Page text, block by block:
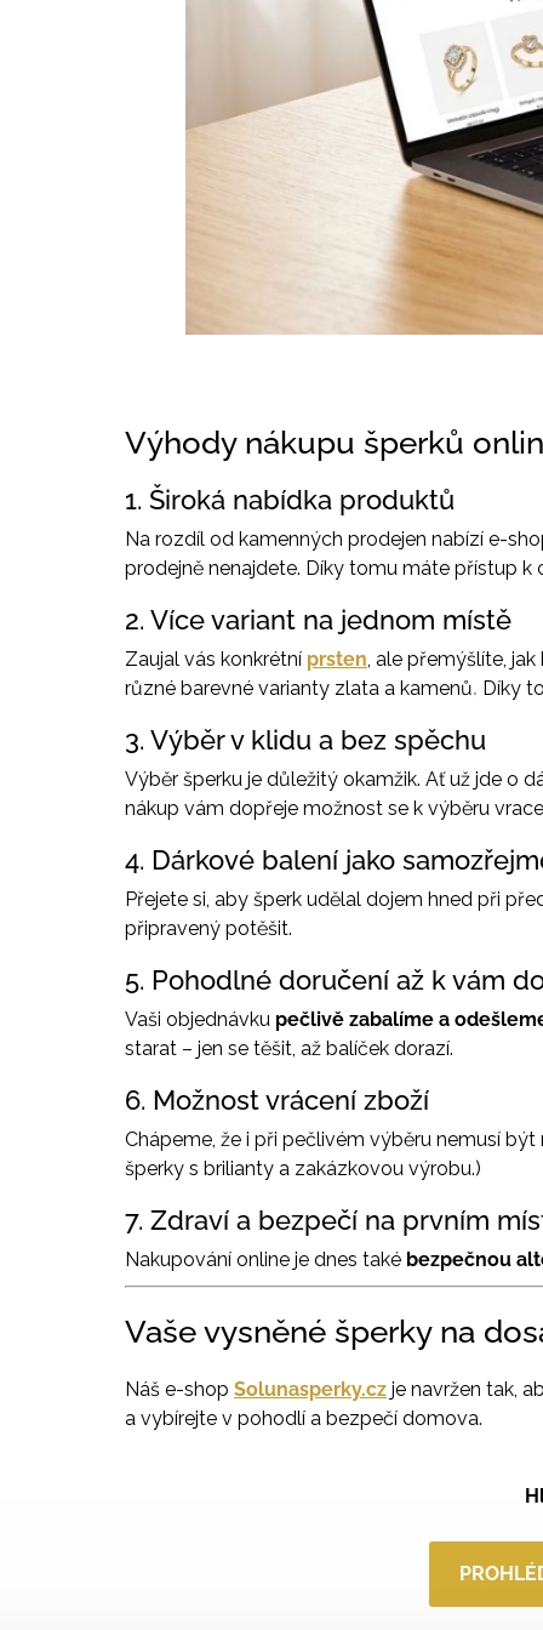
Výhody nákupu šperků
1. Široká nabídka produktů
Na rozdíl od kamenných prodejen nabízí e-
prodejně nenajdete. Díky tomu máte přístup
2. Více variant na jednom místě
Zaujal vás konkrétní prsten, ale přemýšlíte,
různé barevné varianty zlata a kamenů. Díky
3. Výběr v klidu a bez spěchu
Výběr šperku je důležitý okamžik. Ať už jde o
nákup vám dopřeje možnost se k výběru
4. Dárkové balení jako
Přejete si, aby šperk udělal dojem hned při
připravený potěšit.
5. Pohodlné doručení až k vám
Vaši objednávku pečlivě zabalíme a
starat – jen se těšit, až balíček dorazí.
6. Možnost vrácení zboží
Chápeme, že i při pečlivém výběru nemusí
šperky s brilianty a zakázkovou výrobu.)
7. Zdraví a bezpečí na prvním
Nakupování online je dnes také bezpečnou
Vaše vysněné šperky na
Náš e-shop Solunasperky.cz je navržen tak,
a vybírejte v pohodlí a bezpečí domova.